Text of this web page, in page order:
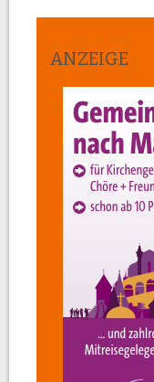
ANZEIGE